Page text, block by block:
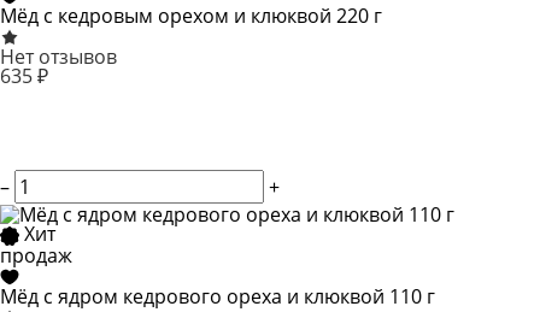
Мёд с кедровым орехом и клюквой 220 г
Нет отзывов
635 ₽
–
+
Хит
продаж
Мёд с ядром кедрового ореха и клюквой 110 г